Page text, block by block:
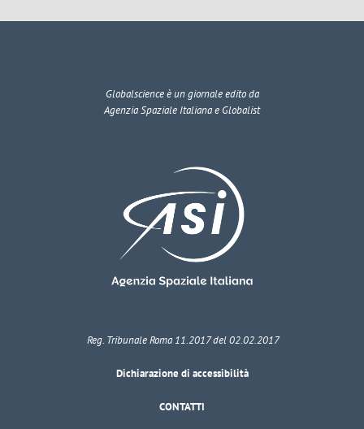
Globalscienceè un giornale edito da
Agenzia Spaziale Italiana e Globalist
Reg. Tribunale Roma 11.2017 del 02.02.2017
Dichiarazione di accessibilità
CONTATTI